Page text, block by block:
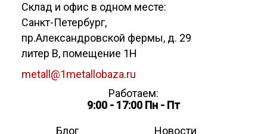
Склад и офис в одном месте:
Санкт-Петербург,
пр.Александровской фермы, д. 29
литер В, помещение 1Н
metall@1metallobaza.ru
Работаем:
9:00 - 17:00 Пн - Пт
Блог Новости